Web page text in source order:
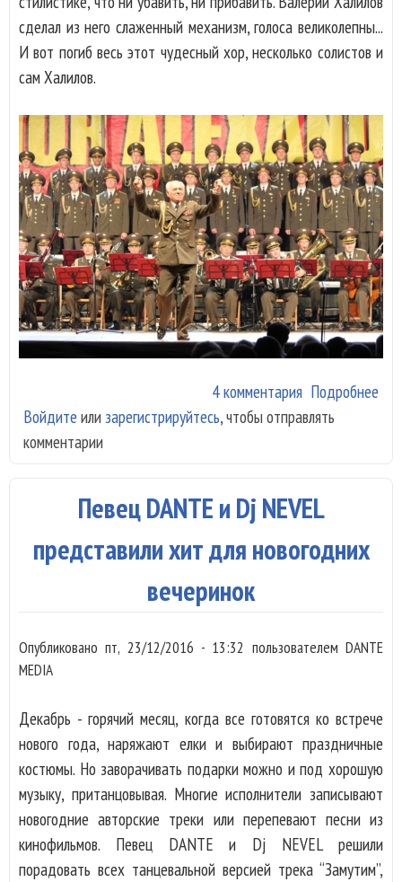
сделал из него слаженный механизм, голоса великолепны...
И вот погиб весь этот чудесный хор, несколько солистов и
сам Халилов.
Подробнее
4 комментария
Войдите или зарегистрируйтесь, чтобы отправлять
комментарии
Певец DANTE и Dj NEVEL
представили хит для новогодних
вечеринок
Опубликованопт, 23/12/2016 - 13:32 пользователемDANTE
MEDIA
Декабрь - горячий месяц, когда все готовятся ко встрече
нового года, наряжают елки и выбирают праздничные
костюмы. Но заворачивать подарки можно и под хорошую
музыку, пританцовывая. Многие исполнители записывают
новогодние авторские треки или перепевают песни из
кинофильмов. Певец DANTE и Dj NEVEL решили
порадовать всех танцевальной версией трека “Замутим”,